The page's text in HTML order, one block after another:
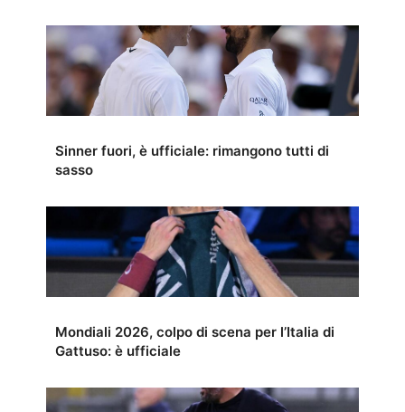
Sinner fuori, è ufficiale: rimangono tutti di
sasso
Mondiali 2026, colpo di scena per l’Italia di
Gattuso: è ufficiale